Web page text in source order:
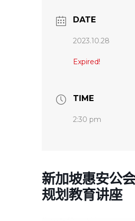
DATE
2023.10.28
Expired!
TIME
2:30 pm
新加坡惠安公
规划教育讲座